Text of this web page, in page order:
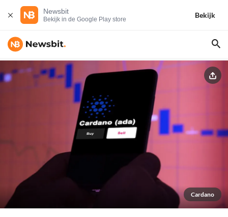
Newsbit
Bekijk in de Google Play store
Bekijk
Cardano